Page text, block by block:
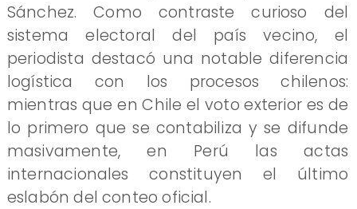
Sánchez. Como contraste curioso del
sistema electoral del país vecino, el
periodista destacó una notable diferencia
logística con los procesos chilenos:
mientras que en Chile el voto exterior es de
lo primero que se contabiliza y se difunde
masivamente, en Perú las actas
internacionales constituyen el último
eslabón del conteo oficial.